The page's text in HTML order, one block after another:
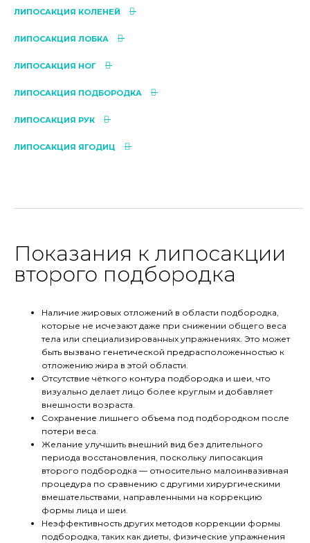
ЛИПОСАКЦИЯ КОЛЕНЕЙ
ЛИПОСАКЦИЯ ЛОБКА
ЛИПОСАКЦИЯ НОГ
ЛИПОСАКЦИЯ ПОДБОРОДКА
ЛИПОСАКЦИЯ РУК
ЛИПОСАКЦИЯ ЯГОДИЦ
Показания к липосакции
второго подбородка
Наличие жировых отложений в области подбородка,
которые не исчезают даже при снижении общего веса
тела или специализированных упражнениях. Это может
быть вызвано генетической предрасположенностью к
отложению жира в этой области.
Отсутствие чёткого контура подбородка и шеи, что
визуально делает лицо более круглым и добавляет
внешности возраста.
Сохранение лишнего объема под подбородком после
потери веса.
Желание улучшить внешний вид без длительного
периода восстановления, поскольку липосакция
второго подбородка — относительно малоинвазивная
процедура по сравнению с другими хирургическими
вмешательствами, направленными на коррекцию
формы лица и шеи.
Неэффективность других методов коррекции формы
подбородка, таких как диеты, физические упражнения